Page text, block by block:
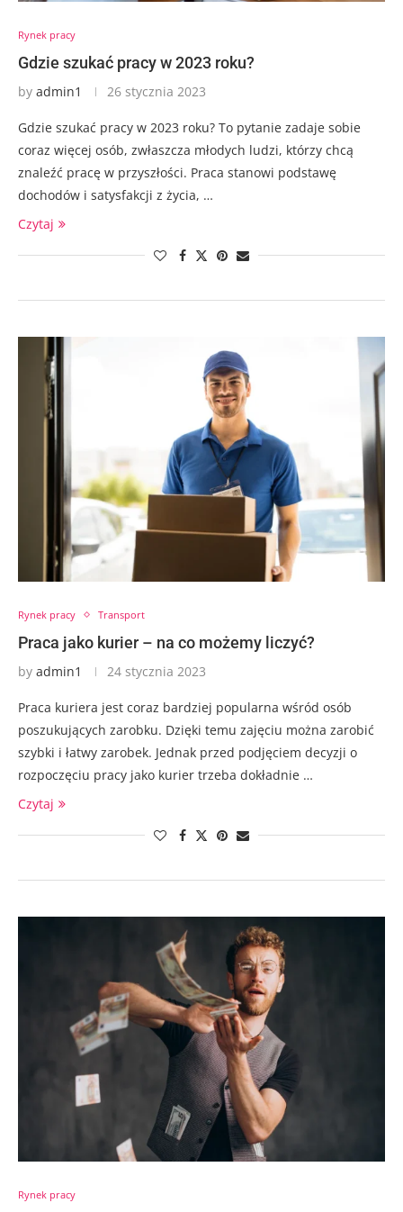
Rynek pracy
Gdzie szukać pracy w 2023 roku?
by admin1 26 stycznia 2023
Gdzie szukać pracy w 2023 roku? To pytanie zadaje sobie
coraz więcej osób, zwłaszcza młodych ludzi, którzy chcą
znaleźć pracę w przyszłości. Praca stanowi podstawę
dochodów i satysfakcji z życia, …
Czytaj
Rynek pracy Transport
Praca jako kurier – na co możemy liczyć?
by admin1 24 stycznia 2023
Praca kuriera jest coraz bardziej popularna wśród osób
poszukujących zarobku. Dzięki temu zajęciu można zarobić
szybki i łatwy zarobek. Jednak przed podjęciem decyzji o
rozpoczęciu pracy jako kurier trzeba dokładnie …
Czytaj
Rynek pracy